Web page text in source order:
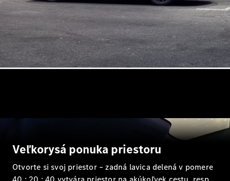
Všetky SUV
EQE
GLA
Novinka
GLA Novinka Elektromobil
GLB Elektromobil
Veľkorysá ponuka priestoru
Otvorte si svoj priestor – zadná lavica delená v pomere